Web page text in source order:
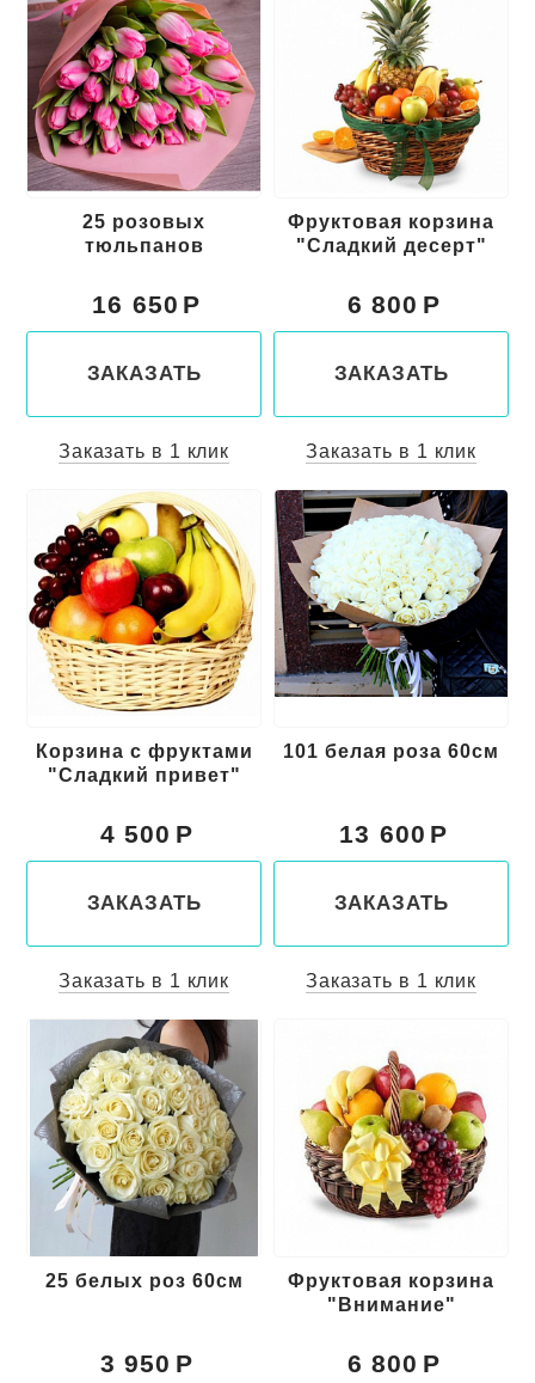
25 розовых
тюльпанов
16 650
ЗАКАЗАТЬ
Заказать в 1 клик
Фруктовая корзина
"Сладкий десерт"
6 800
ЗАКАЗАТЬ
Заказать в 1 клик
Корзина с фруктами
"Сладкий привет"
4 500
ЗАКАЗАТЬ
Заказать в 1 клик
101 белая роза 60см
13 600
ЗАКАЗАТЬ
Заказать в 1 клик
25 белых роз 60см
3 950
Фруктовая корзина
"Внимание"
6 800